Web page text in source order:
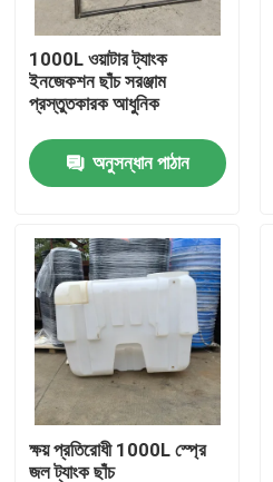
আমাদের সম্পর্কে
কারখানা ভ্রমণ
মান নিয়ন্ত্রণ
যোগাযোগ করুন
খবর
উদ্ধৃতির জন্য আবেদন
রোটোমোল্ডিং ছাঁচ
1000L ওয়াটার ট্যাংক
ইনজেকশন ছাঁচ সরঞ্জাম
প্রস্তুতকারক আধুনিক
অনুসন্ধান পাঠান
ক্ষয় প্রতিরোধী 1000L স্প্রে
জল ট্যাংক ছাঁচ